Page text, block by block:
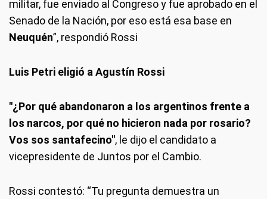
militar, fue enviado al Congreso y fue aprobado en el
Senado de la Nación, por eso está esa base en
Neuquén”, respondió Rossi
Luis Petri eligió a Agustín Rossi
"¿Por qué abandonaron a los argentinos frente a
los narcos, por qué no hicieron nada por rosario?
Vos sos santafecino", le dijo el candidato a
vicepresidente de Juntos por el Cambio.
Rossi contestó: “Tu pregunta demuestra un